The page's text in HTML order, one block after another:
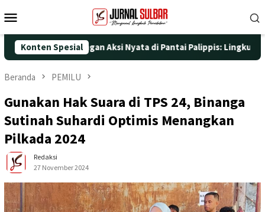
ke
Mobile
Konten Spesial
ke-25 dengan Aksi Nyata di Pantai Palippis: Lingkungan dan
Beranda PEMILU
Gunakan Hak Suara di TPS 24, Binanga
Sutinah Suhardi Optimis Menangkan
Pilkada 2024
Redaksi
27 November 2024